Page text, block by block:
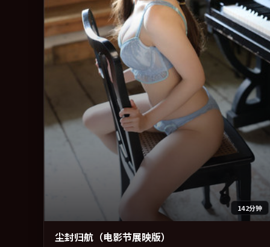
142分钟
尘封归航（电影节展映版）